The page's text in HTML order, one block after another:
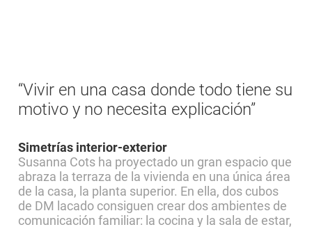
“Vivir en una casa donde todo tiene su
motivo y no necesita explicación”
Simetrías interior-exterior
Susanna Cots ha proyectado un gran espacio que
abraza la terraza de la vivienda en una única área
de la casa, la planta superior. En ella, dos cubos
de DM lacado consiguen crear dos ambientes de
comunicación familiar: la cocina y la sala de estar,